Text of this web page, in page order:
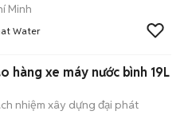
Minh
Water
hàng xe máy nước bình 19L
nhiệm xây dựng đại phát